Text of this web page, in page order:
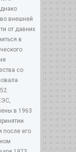
внешней
от давних
в
со
в 1963
после его